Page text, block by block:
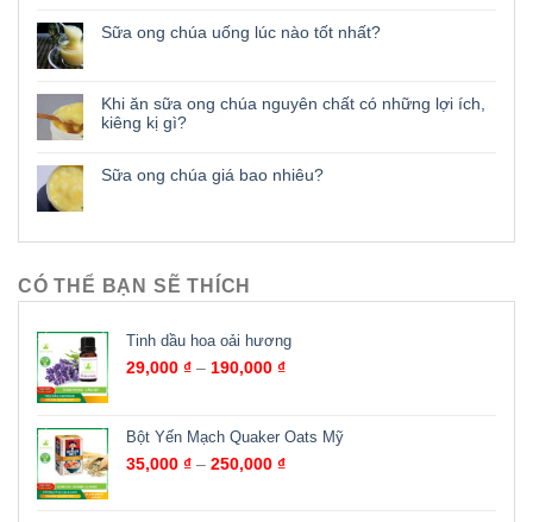
Sữa ong chúa uống lúc nào tốt nhất?
Khi ăn sữa ong chúa nguyên chất có những lợi ích,
kiêng kị gì?
Sữa ong chúa giá bao nhiêu?
CÓ THỂ BẠN SẼ THÍCH
Tinh dầu hoa oải hương
29,000 ₫ – 190,000 ₫
Bột Yến Mạch Quaker Oats Mỹ
35,000 ₫ – 250,000 ₫